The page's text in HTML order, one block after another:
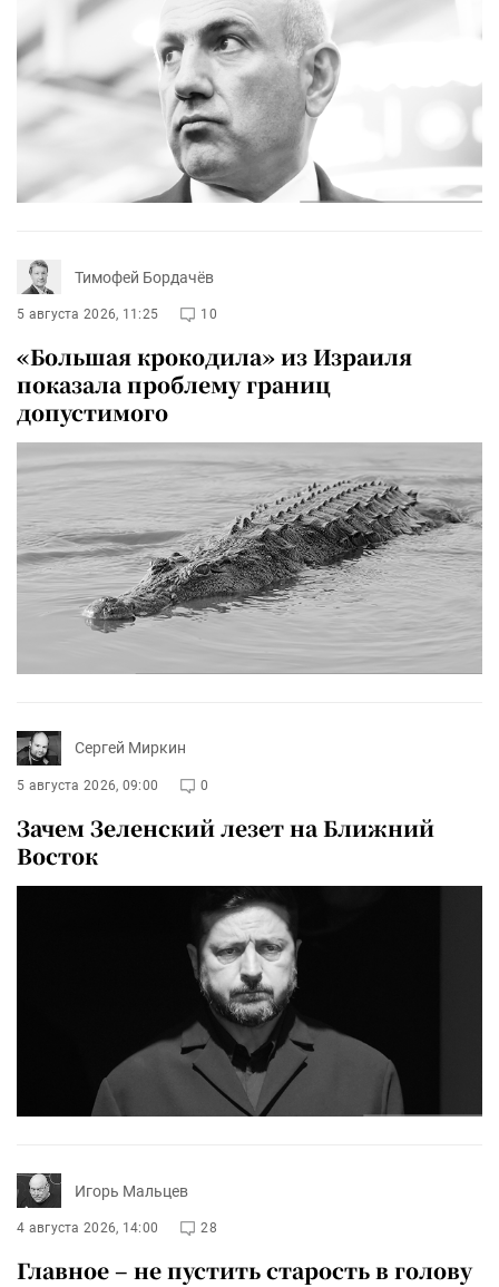
Тимофей Бордачёв
5 августа 2026, 11:25 10
«Большая крокодила» из Израиля
показала проблему границ
допустимого
Сергей Миркин
5 августа 2026, 09:00 0
Зачем Зеленский лезет на Ближний
Восток
Игорь Мальцев
4 августа 2026, 14:00 28
Главное – не пустить старость в голову